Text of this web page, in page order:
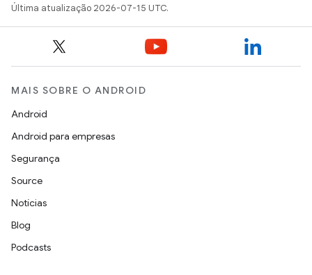
Última atualização 2026-07-15 UTC.
MAIS SOBRE O ANDROID
Android
Android para empresas
Segurança
Source
Notícias
Blog
Podcasts